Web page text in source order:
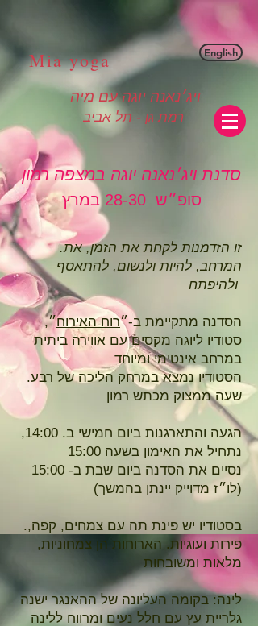
English
Mia yoga
ויג׳נאנה יוגה עם מיה
רמת גן - תל אביב
סדנת ויג׳נאנה יוגה במצפה רמון
סופ״ש 28-30 במרץ
.זו הזדמנות לקחת את הזמן, את
המרחב, להיות ולנשום, להתאסף
ול
הסדנה מתקיימת ב-״רוח האירוח״,
סטודיו ליוגה מקסים עם אווירה ביתית
במרחב אינטימי ומיוחד
.הסטודיו נמצא במרחק הליכה של רבע
שעה ממצוק מכתש רמון
הגעה וה
תארגנות ביום חמישי ב. 14:00,
נתחיל את האימון בשעה 15:00
נסיים את הסדנה ביום שבת ב- 15:00
(לו״ז מדוייק יינתן בהמשך)
.בסטודיו יש פינת תה עם צמחים, קפה,
פירות ועוגיות. הארוחות הן צמחוניות,
מלאות ומשובחות
לינה: בקומה העליונה של ההאנגר ישנה
גלריית עץ עם חלל נעים ומרווח ללינה